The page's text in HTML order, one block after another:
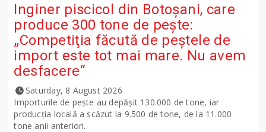
Inginer piscicol din Botoşani, care
produce 300 tone de peşte:
„Competiţia făcută de peştele de
import este tot mai mare. Nu avem
desfacere“
Saturday, 8 August 2026
Importurile de peşte au depăşit 130.000 de tone, iar
producţia locală a scăzut la 9.500 de tone, de la 11.000
tone anii anteriori.